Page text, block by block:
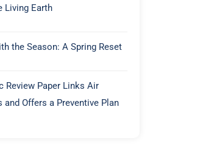
Living Earth
the Season: A Spring Reset
Review Paper Links Air
and Offers a Preventive Plan